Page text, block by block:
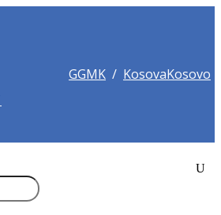
GGMK / KosovaKosovo